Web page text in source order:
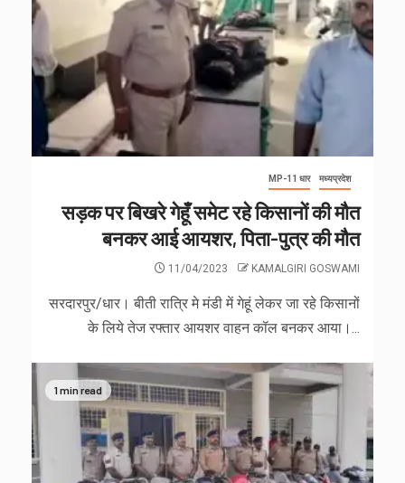
MP-11 धार मध्यप्रदेश
सड़क पर बिखरे गेहूँ समेट रहे किसानों की मौत
बनकर आई आयशर, पिता-पुत्र की मौत
11/04/2023 KAMALGIRI GOSWAMI
सरदारपुर/धार। बीती रात्रि मे मंडी में गेहूं लेकर जा रहे किसानों
के लिये तेज रफ्तार आयशर वाहन कॉल बनकर आया।...
1 min read